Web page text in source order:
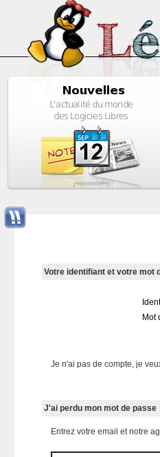
Votre identifiant et votre mot
Mot
Je n'ai pas de compte, je
J'ai perdu mon mot de passe
Entrez votre email et notre